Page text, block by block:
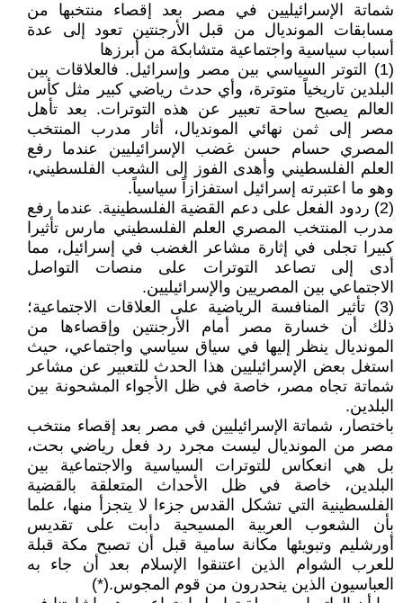
شماتة الإسرائيليين في مصر بعد إقصاء منتخبها من
مسابقات المونديال من قبل الأرجنتين تعود إلى عدة
أسباب سياسية واجتماعية متشابكة من أبرزها
(1) التوتر السياسي بين مصر وإسرائيل. فالعلاقات بين
البلدين تاريخياً متوترة، وأي حدث رياضي كبير مثل كأس
العالم يصبح ساحة تعبير عن هذه التوترات. بعد تأهل
مصر إلى ثمن نهائي المونديال، أثار مدرب المنتخب
المصري حسام حسن غضب الإسرائيليين عندما رفع
العلم الفلسطيني وأهدى الفوز إلى الشعب الفلسطيني،
وهو ما اعتبرته إسرائيل استفزازاً سياسياً.
(2) ردود الفعل على دعم القضية الفلسطينية. عندما رفع
مدرب المنتخب المصري العلم الفلسطيني مارس تأثيرا
كبيرا تجلى في إثارة مشاعر الغضب في إسرائيل، مما
أدى إلى تصاعد التوترات على منصات التواصل
الاجتماعي بين المصريين والإسرائيليين.
(3) تأثير المنافسة الرياضية على العلاقات الاجتماعية؛
ذلك أن خسارة مصر أمام الأرجنتين وإقصاءها من
المونديال ينظر إليها في سياق سياسي واجتماعي، حيث
استغل بعض الإسرائيليين هذا الحدث للتعبير عن مشاعر
شماتة تجاه مصر، خاصة في ظل الأجواء المشحونة بين
البلدين.
باختصار، شماتة الإسرائيليين في مصر بعد إقصاء منتخب
مصر من المونديال ليست مجرد رد فعل رياضي بحت،
بل هي انعكاس للتوترات السياسية والاجتماعية بين
البلدين، خاصة في ظل الأحداث المتعلقة بالقضية
الفلسطينية التي تشكل القدس جزءا لا يتجزأ منها، علما
بأن الشعوب العربية المسيحية دأبت على تقديس
أورشليم وتبويئها مكانة سامية قبل أن تصبح مكة قبلة
للعرب الشوام الذين اعتنقوا الإسلام بعد أن جاء به
العباسيون الذين ينحدرون من قوم المجوس.(*)